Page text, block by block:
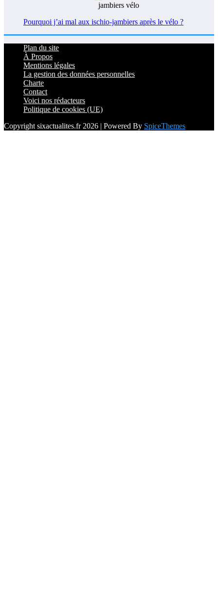
Pourquoi j’ai mal aux ischio-jambiers après le vélo ?
Plan du site
À Propos
Mentions légales
La gestion des données personnelles
Charte
Contact
Voici nos rédacteurs
Politique de cookies (UE)
Copyright sixactualites.fr 2026 | Powered By SpiceThemes